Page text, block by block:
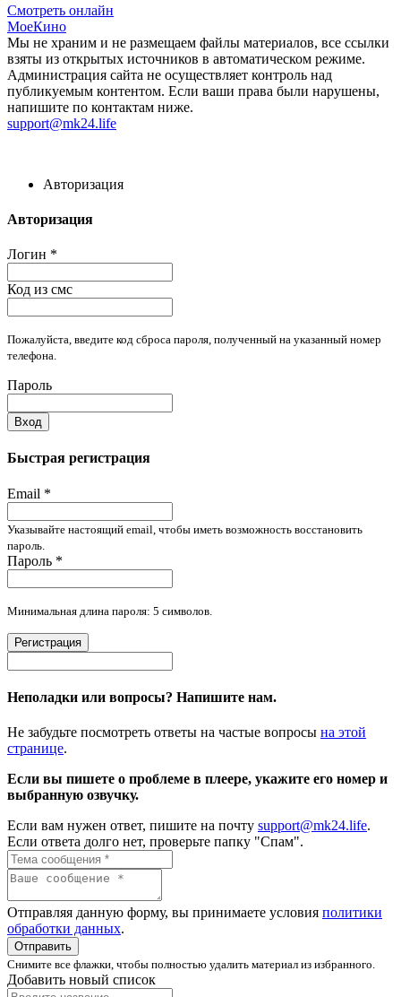
Смотреть онлайн
МоеКино
Мы не храним и не размещаем файлы материалов, все ссылки
взяты из открытых источников в автоматическом режиме.
Администрация сайта не осуществляет контроль над
публикуемым контентом. Если ваши права были нарушены,
напишите по контактам ниже.
support@mk24.life
Авторизация
Авторизация
Логин *
Код из смс
Пожалуйста, введите код сброса пароля, полученный на указанный номер
телефона.
Пароль
Вход
Быстрая регистрация
Email *
Указывайте настоящий email, чтобы иметь возможность восстановить
пароль.
Пароль *
Минимальная длина пароля: 5 символов.
Регистрация
Неполадки или вопросы? Напишите нам.
Не забудьте посмотреть ответы на частые вопросы на этой
странице.
Если вы пишете о проблеме в плеере, укажите его номер и
выбранную озвучку.
Если вам нужен ответ, пишите на почту support@mk24.life.
Если ответа долго нет, проверьте папку "Спам".
Отправляя данную форму, вы принимаете условия политики
обработки данных.
Отправить
Снимите все флажки, чтобы полностью удалить материал из избранного.
Добавить новый список